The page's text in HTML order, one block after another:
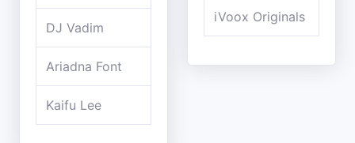
DJ Vadim
Ariadna Font
Kaifu Lee
iVoox Originals